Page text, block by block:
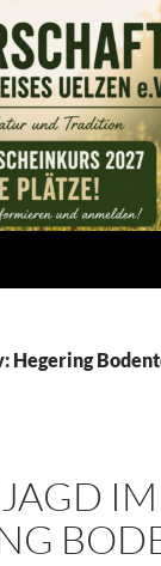
Hegering
IM